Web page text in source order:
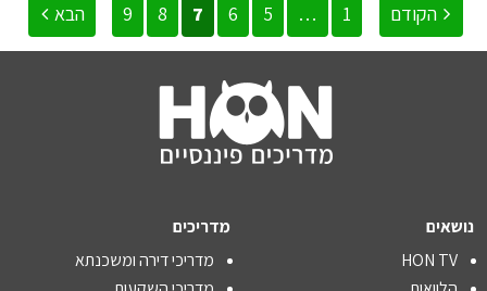
הקודם 1
…
5
6
7
8
9 הבא
נושאים
HON TV
מדריכים
מדריכי דירה ומשכנתא